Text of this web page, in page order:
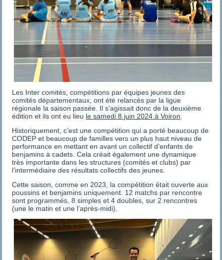
Les Inter comités, compétitions par équipes jeunes des
comités départementaux, ont été relancés par la ligue
régionale la saison passée. Il s’agissait donc de la deuxième
édition et ils ont eu lieu le samedi 8 juin 2024 à Voiron.
Historiquement, c’est une compétition qui a porté beaucoup de
CODEP et beaucoup de familles vers un plus haut niveau de
performance en mettant en avant un collectif d’enfants de
benjamins à cadets. Cela créait également une dynamique
très importante dans les structures (comités et clubs) par
l’intermédiaire des résultats collectifs des jeunes.
Cette saison, comme en 2023, la compétition était ouverte aux
poussins et benjamins uniquement. 12 matchs par rencontre
sont programmés, 8 simples et 4 doubles, sur 2 rencontres
(une le matin et une l’après-midi).